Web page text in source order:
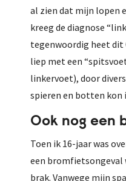
al zien dat mijn lopen
kreeg de diagnose
tegenwoordig heet dit
liep met een
linkervoet), door
spieren en botten kon
Ook nog een
Toen ik 16-jaar was
een bromfietsongeval
brak. Vanwege mijn